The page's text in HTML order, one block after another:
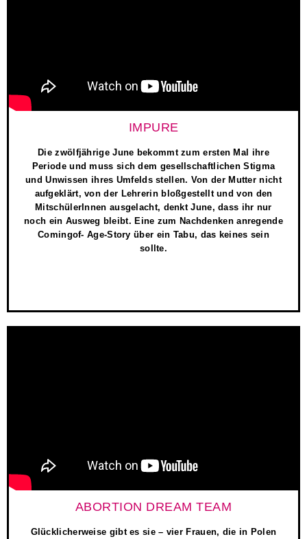
IMPURE
Die zwölfjährige June bekommt zum ersten Mal ihre
Periode und muss sich dem gesellschaftlichen Stigma
und Unwissen ihres Umfelds stellen. Von der Mutter nicht
aufgeklärt, von der Lehrerin bloßgestellt und von den
MitschülerInnen ausgelacht, denkt June, dass ihr nur
noch ein Ausweg bleibt. Eine zum Nachdenken anregende
Comingof- Age-Story über ein Tabu, das keines sein
sollte.
ABORTION DREAM TEAM
Glücklicherweise gibt es sie – vier Frauen, die in Polen